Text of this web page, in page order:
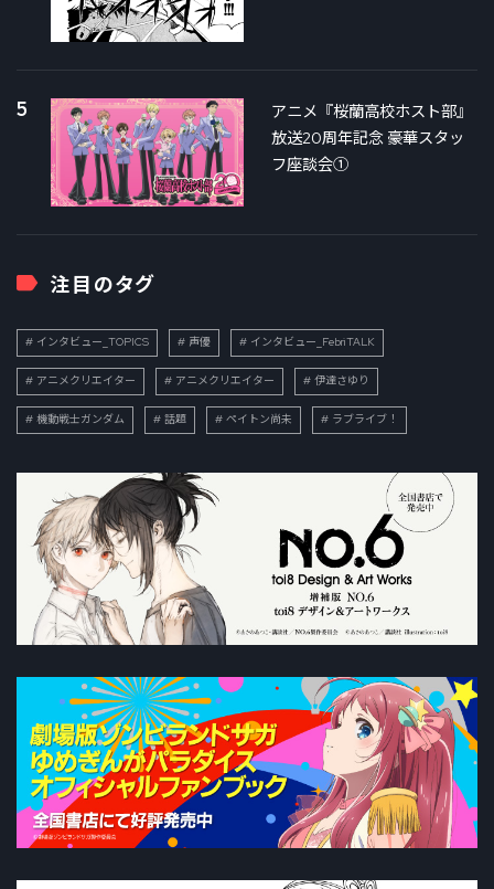
5
アニメ『桜蘭高校ホスト部』
放送20周年記念 豪華スタッ
フ座談会①
注目のタグ
インタビュー_TOPICS 声優 インタビュー_FebriTALK
アニメクリエイター アニメクリエイター 伊達さゆり
機動戦士ガンダム 話題 ペイトン尚未 ラブライブ！